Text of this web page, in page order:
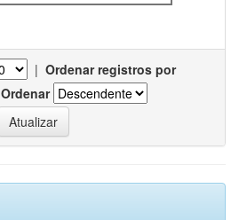
| Ordenar registros por
Ordenar